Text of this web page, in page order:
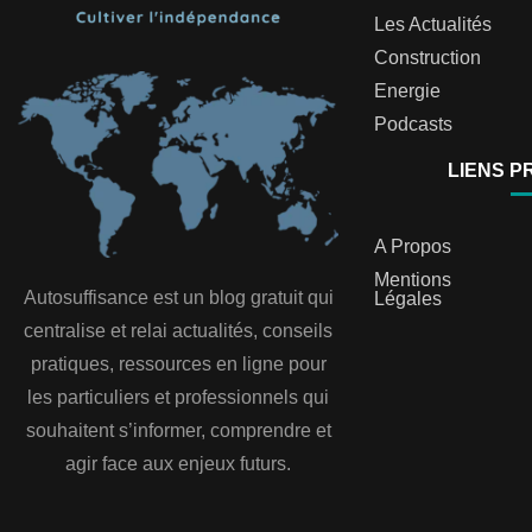
Autosuffisance est un blog gratuit qui
centralise et relai actualités, conseils
pratiques, ressources en ligne pour
les particuliers et professionnels qui
souhaitent s’informer, comprendre et
agir face aux enjeux futurs.
Les Actualités
Construction
Energie
Podcasts
LIENS
A Propos
Mentions
Légales